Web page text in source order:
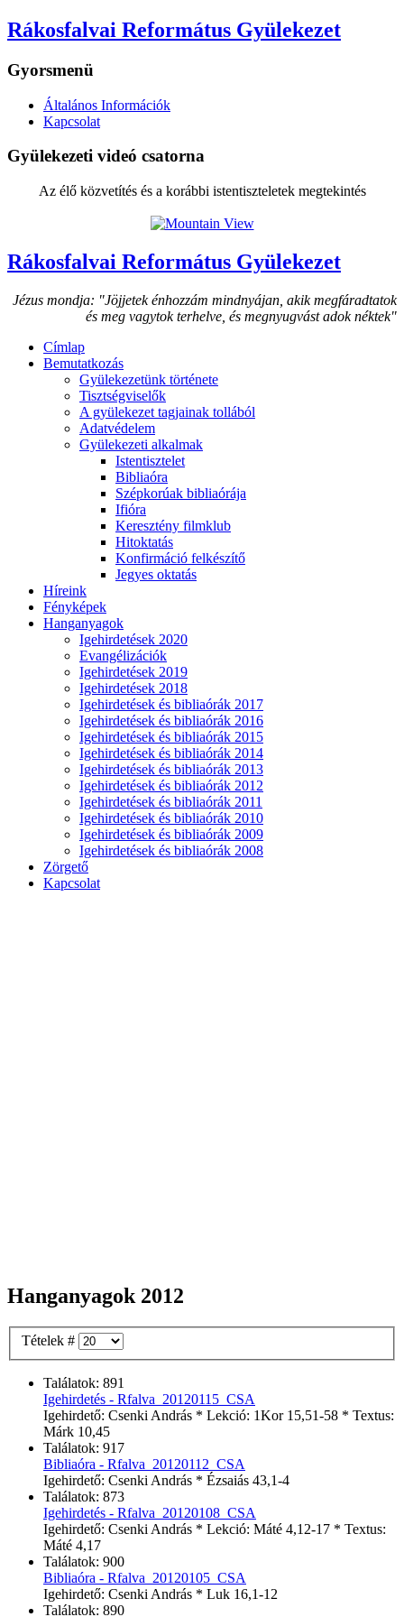
Rákosfalvai Református Gyülekezet
Gyorsmenü
Általános Információk
Kapcsolat
Gyülekezeti videó csatorna
Az élő közvetítés és a korábbi istentiszteletek megtekintés
Rákosfalvai Református Gyülekezet
Jézus mondja: "Jöjjetek énhozzám mindnyájan, akik megfáradtatok
és meg vagytok terhelve, és megnyugvást adok néktek"
Címlap
Bemutatkozás
Gyülekezetünk története
Tisztségviselők
A gyülekezet tagjainak tollából
Adatvédelem
Gyülekezeti alkalmak
Istentisztelet
Bibliaóra
Szépkorúak bibliaórája
Ifióra
Keresztény filmklub
Hitoktatás
Konfirmáció felkészítő
Jegyes oktatás
Híreink
Fényképek
Hanganyagok
Igehirdetések 2020
Evangélizációk
Igehirdetések 2019
Igehirdetések 2018
Igehirdetések és bibliaórák 2017
Igehirdetések és bibliaórák 2016
Igehirdetések és bibliaórák 2015
Igehirdetések és bibliaórák 2014
Igehirdetések és bibliaórák 2013
Igehirdetések és bibliaórák 2012
Igehirdetések és bibliaórák 2011
Igehirdetések és bibliaórák 2010
Igehirdetések és bibliaórák 2009
Igehirdetések és bibliaórák 2008
Zörgető
Kapcsolat
Hanganyagok 2012
Tételek #
Találatok: 891
Igehirdetés - Rfalva_20120115_CSA
Igehirdető: Csenki András * Lekció: 1Kor 15,51-58 * Textus:
Márk 10,45
Találatok: 917
Bibliaóra - Rfalva_20120112_CSA
Igehirdető: Csenki András * Ézsaiás 43,1-4
Találatok: 873
Igehirdetés - Rfalva_20120108_CSA
Igehirdető: Csenki András * Lekció: Máté 4,12-17 * Textus:
Máté 4,17
Találatok: 900
Bibliaóra - Rfalva_20120105_CSA
Igehirdető: Csenki András * Luk 16,1-12
Találatok: 890